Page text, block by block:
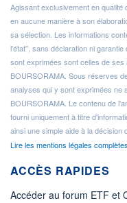
Agissant exclusivement en qualité
en aucune manière à son
sa sélection. Les informations
l'état", sans déclaration ni
sont exprimées sont celles de
BOURSORAMA. Sous réserves
analyses qui y sont exprimées ne
BOURSORAMA. Le contenu de
fourni uniquement à titre
ainsi une simple aide à la
Lire les mentions légales complètes
ACCÈS RAPIDES
Accéder au forum ETF et